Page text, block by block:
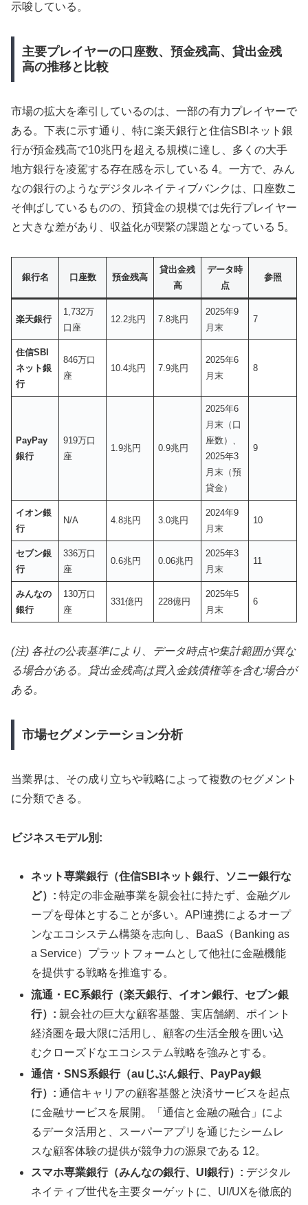
示唆している。
主要プレイヤーの口座数、預金残高、貸出金残
高の推移と比較
市場の拡大を牽引しているのは、一部の有力プレイヤーで
ある。下表に示す通り、特に楽天銀行と住信SBIネット銀
行が預金残高で10兆円を超える規模に達し、多くの大手
地方銀行を凌駕する存在感を示している 4。一方で、みん
なの銀行のようなデジタルネイティブバンクは、口座数こ
そ伸ばしているものの、預貸金の規模では先行プレイヤー
と大きな差があり、収益化が喫緊の課題となっている 5。
銀行名 口座数 預金残高
貸出金残
高
データ時
点
参照
楽天銀行
1,732万
口座
12.2兆円 7.8兆円
2025年9
月末
7
住信SBI
ネット銀
行
846万口
座
10.4兆円 7.9兆円
2025年6
月末
8
PayPay
銀行
919万口
座
1.9兆円 0.9兆円
2025年6
月末（口
座数）、
2025年3
月末（預
貸金）
9
イオン銀
行
N/A 4.8兆円 3.0兆円
2024年9
月末
10
セブン銀
行
336万口
座
0.6兆円 0.06兆円
2025年3
月末
11
みんなの
銀行
130万口
座
331億円 228億円
2025年5
月末
6
(注) 各社の公表基準により、データ時点や集計範囲が異な
る場合がある。貸出金残高は買入金銭債権等を含む場合が
ある。
市場セグメンテーション分析
当業界は、その成り立ちや戦略によって複数のセグメント
に分類できる。
ビジネスモデル別:
ネット専業銀行（住信SBIネット銀行、ソニー銀行な
ど）: 特定の非金融事業を親会社に持たず、金融グル
ープを母体とすることが多い。API連携によるオープ
ンなエコシステム構築を志向し、BaaS（Banking as
a Service）プラットフォームとして他社に金融機能
を提供する戦略を推進する。
流通・EC系銀行（楽天銀行、イオン銀行、セブン銀
行）: 親会社の巨大な顧客基盤、実店舗網、ポイント
経済圏を最大限に活用し、顧客の生活全般を囲い込
むクローズドなエコシステム戦略を強みとする。
通信・SNS系銀行（auじぶん銀行、PayPay銀
行）: 通信キャリアの顧客基盤と決済サービスを起点
に金融サービスを展開。「通信と金融の融合」によ
るデータ活用と、スーパーアプリを通じたシームレ
スな顧客体験の提供が競争力の源泉である 12。
スマホ専業銀行（みんなの銀行、UI銀行）: デジタル
ネイティブ世代を主要ターゲットに、UI/UXを徹底的